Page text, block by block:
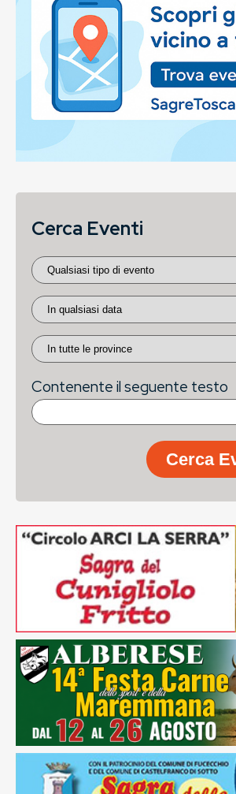
Cerca Eventi
Contenente il seguente testo
Cerca